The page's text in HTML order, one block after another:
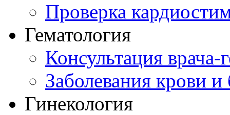
Проверка
Гематология
Консультация врача-
Заболевания крови и
Гинекология